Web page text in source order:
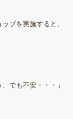
プを実施すると、
でも不安・・・」